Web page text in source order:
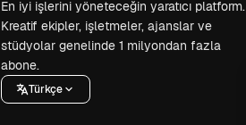
En iyi işlerini yöneteceğin yaratıcı platform.
Kreatif ekipler, işletmeler, ajanslar ve
stüdyolar genelinde 1 milyondan fazla
abone.
Türkçe